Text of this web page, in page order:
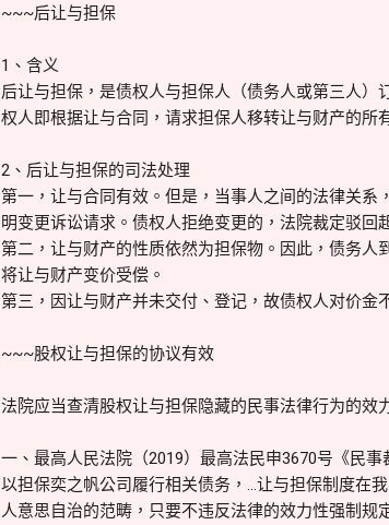
~~~后让与担保
1、含义
后让与担保，是债权人与担保人（债务人或第三人
权人即根据让与合同，请求担保人移转让与财产的所
2、后让与担保的司法处理
第一，让与合同有效。但是，当事人之间的法律关
明变更诉讼请求。债权人拒绝变更的，法院裁定驳回
第二，让与财产的性质依然为担保物。因此，债务
将让与财产变价受偿。
第三，因让与财产并未交付、登记，故债权人对价金
~~~股权让与担保的协议有效
法院应当查清股权让与担保隐藏的民事法律行为的效
一、最高人民法院（2019）最高法民申3670号《民
以担保奕之帆公司履行相关债务，…让与担保制度在
人意思自治的范畴，只要不违反法律的效力性强制